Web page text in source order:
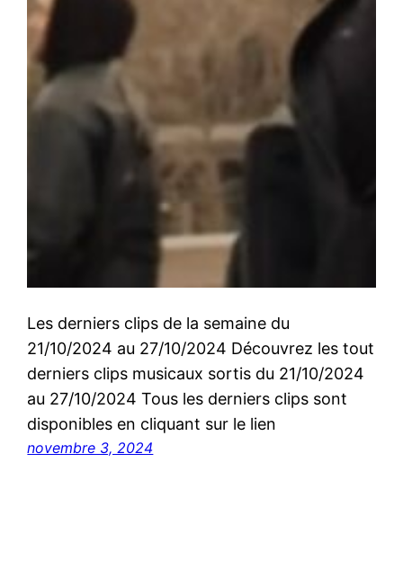
Les derniers clips de la semaine du
21/10/2024 au 27/10/2024 Découvrez les tout
derniers clips musicaux sortis du 21/10/2024
au 27/10/2024 Tous les derniers clips sont
disponibles en cliquant sur le lien
novembre 3, 2024